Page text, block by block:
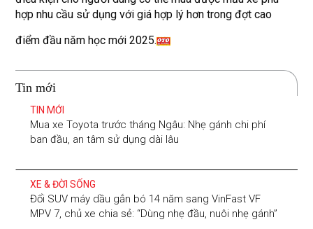
hợp nhu cầu sử dụng với giá hợp lý hơn trong đợt cao
điểm đầu năm học mới 2025.
Tin mới
TIN MỚI
Mua xe Toyota trước tháng Ngâu: Nhẹ gánh chi phí
ban đầu, an tâm sử dụng dài lâu
XE & ĐỜI SỐNG
Đổi SUV máy dầu gắn bó 14 năm sang VinFast VF
MPV 7, chủ xe chia sẻ: “Dùng nhẹ đầu, nuôi nhẹ gánh”